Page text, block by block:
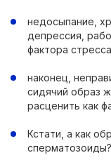
недосыпание,
депрессия,
фактора
наконец,
сидячий образ
расценить как
Кстати, а как
сперматозоиды?